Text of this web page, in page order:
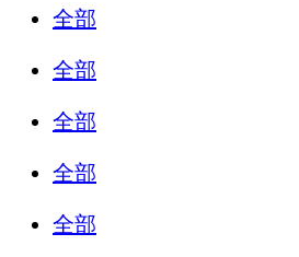
全部
全部
全部
全部
全部